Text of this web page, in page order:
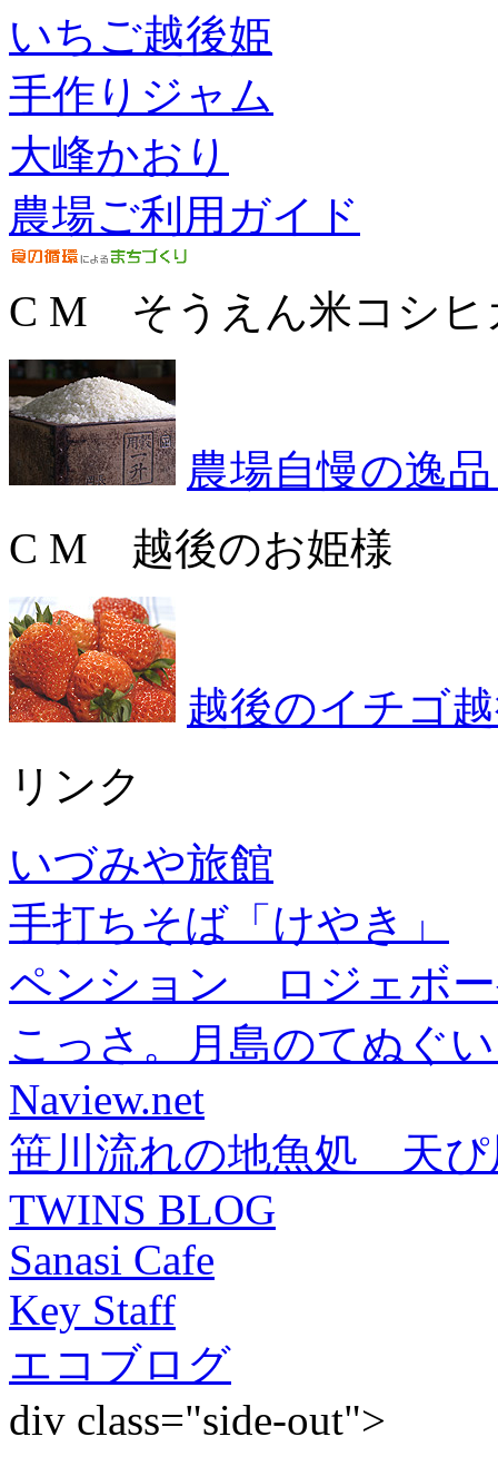
いちご越後姫
手作りジャム
大峰かおり
農場ご利用ガイド
C M そうえん米コシヒ
農場自慢の逸
C M 越後のお姫様
越後のイチゴ
リンク
いづみや旅館
手打ちそば「けやき」
ペンション ロジェボ
こっさ。月島のてぬぐ
Naview.net
笹川流れの地魚処 天ぴ
TWINS BLOG
Sanasi Cafe
Key Staff
エコブログ
div class="side-out">